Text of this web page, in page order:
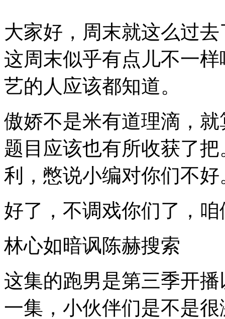
家
好，
末
就
这
么
了，
是
不
是
舍
不
捏，
不
这
周
末
乎
有
儿
大家好，周末就这么过
这周末似乎有点儿不一
艺的人应该都知道。
傲娇不是米有道理滴，
题目应该也有所收获了
利，憋说小编对你们不好
好了，不调戏你们了，
林心如暗讽陈赫搜索
这集的跑男是第三季开
一集，小伙伴们是不是